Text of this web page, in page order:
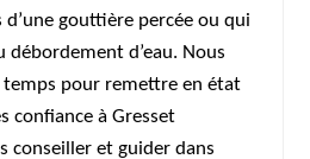
d’une gouttière percée ou qui
débordement d’eau. Nous
pour remettre en état
confiance à Gresset
conseiller et guider dans